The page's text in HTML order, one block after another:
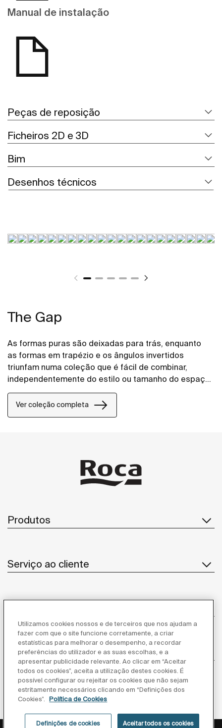
Manual de instalação
Peças de reposição
Ficheiros 2D e 3D
Bim
Desenhos técnicos
The Gap
As formas puras são deixadas para trás, enquanto
as formas em trapézio e os ângulos invertidos
triunfam numa coleção que é fácil de combinar,
independentemente do estilo ou tamanho do espaço
Ver coleção completa
Produtos
Serviço ao cliente
Inspiração
Siga-nos
Utilizamos cookies nossos e de terceiros que nos ajudam a
fazer com que o site funcione corretamente, a criar
estatísticas para melhorar o desempenho, a recordar
preferências do utilizador e as suas escolhas, e a
apresentar publicidade relevante. Ao clicar em “Aceitar
todos os cookies”, aceita a utilização destes cookies. É
possível configurar ou rejeitar os cookies que não sejam
estritamente necessários clicando em “Definições dos
Cookies”.
Política de Cookies
Definições de cookies Aceitar todos os cookies